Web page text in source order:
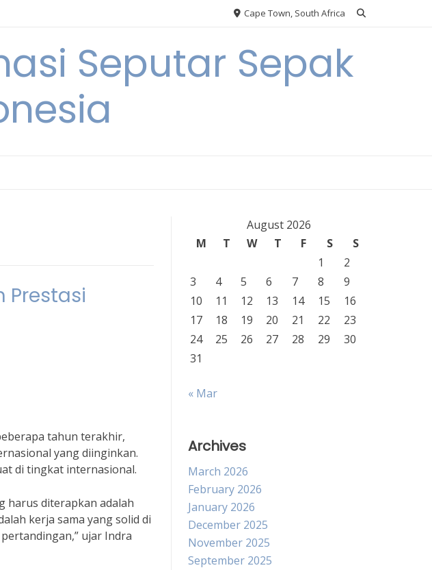
Cape Town, South Africa
Seputar Sepak
Prestasi
tahun terakhir,
yang diinginkan.
di tingkat internasional.
harus diterapkan adalah
kerja sama yang solid di
ujar Indra
August 2026
M
T W T F S
S
1
2
3
4 5 6 7 8
9
10
11 12 13 14 15
16
17
18 19 20 21 22
23
24
25 26 27 28 29
30
31
« Mar
Archives
March 2026
February 2026
January 2026
December 2025
November 2025
September 2025